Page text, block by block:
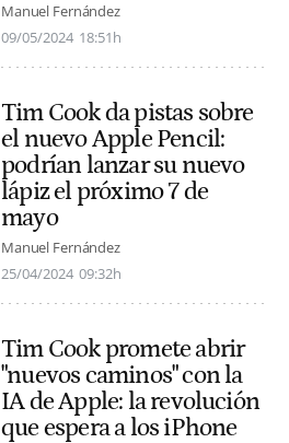
Manuel Fernández
09/05/2024 18:51h
Tim Cook da pistas sobre
el nuevo Apple Pencil:
podrían lanzar su nuevo
lápiz el próximo 7 de
mayo
Manuel Fernández
25/04/2024 09:32h
Tim Cook promete abrir
"nuevos caminos" con la
IA de Apple: la revolución
que espera a los iPhone